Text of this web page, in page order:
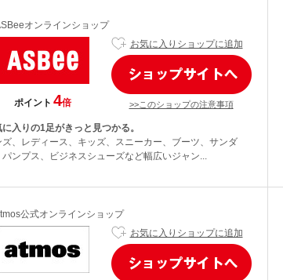
オンラインショップ
ポイント 4倍
お気に入りショップに追加
>>このショップの注意事項
に入りの1足がきっと見つかる。
ズ、レディース、キッズ、スニーカー、ブーツ、サンダ
パンプス、ビジネスシューズなど幅広いジャン...
公式オンラインショップ
お気に入りショップに追加